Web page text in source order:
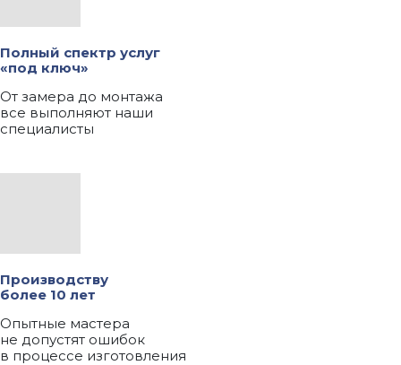
Полный спектр услуг
«под ключ»
От замера до монтажа
все выполняют наши
специалисты
Производству
более 10 лет
Опытные мастера
не допустят ошибок
в процессе изготовления